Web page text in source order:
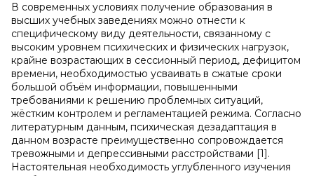
В современных условиях получение образования в
высших учебных заведениях можно отнести к
специфическому виду деятельности, связанному с
высоким уровнем психических и физических нагрузок,
крайне возрастающих в сессионный период, дефицитом
времени, необходимостью усваивать в сжатые сроки
большой объём информации, повышенными
требованиями к решению проблемных ситуаций,
жёстким контролем и регламентацией режима. Согласно
литературным данным, психическая дезадаптация в
данном возрасте преимущественно сопровождается
тревожными и депрессивными расстройствами [1].
Настоятельная необходимость углубленного изучения